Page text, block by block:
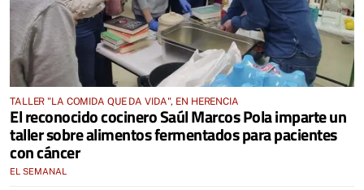
TALLER "LA COMIDA QUE DA VIDA", EN HERENCIA
El reconocido cocinero Saúl Marcos Pola imparte un
taller sobre alimentos fermentados para pacientes
con cáncer
EL SEMANAL